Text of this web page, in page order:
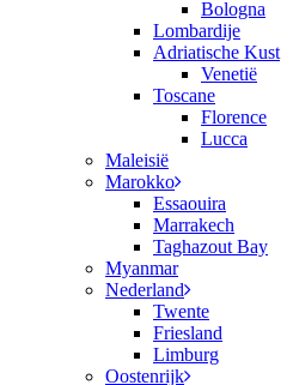
Bologna
Lombardije
Adriatische Kust
Venetië
Toscane
Florence
Lucca
Maleisië
Marokko
Essaouira
Marrakech
Taghazout Bay
Myanmar
Nederland
Twente
Friesland
Limburg
Oostenrijk